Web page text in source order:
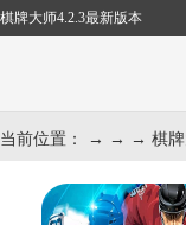
棋牌大师4.2.3最新版本
当前位置： → → → 棋牌